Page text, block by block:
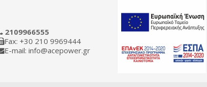
2109966555
Fax: +30 210 9969444
E-mail: info@acepower.gr